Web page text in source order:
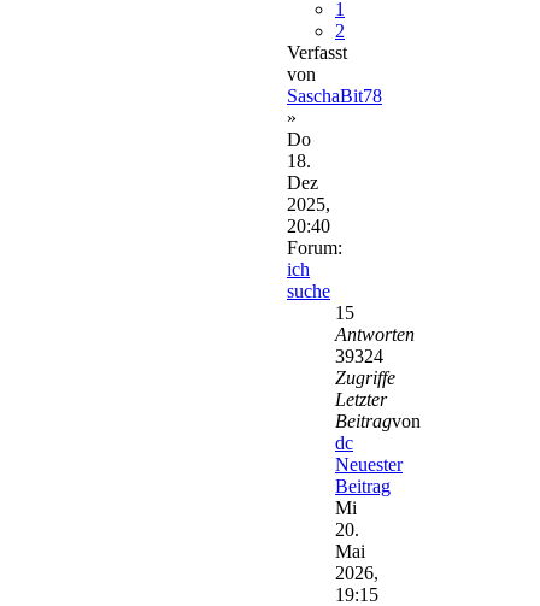
1
2
Verfasst
von
SaschaBit78
»
Do
18.
Dez
2025,
20:40
Forum:
ich
suche
15
Antworten
39324
Zugriffe
Letzter
Beitragvon
dc
Neuester
Beitrag
Mi
20.
Mai
2026,
19:15